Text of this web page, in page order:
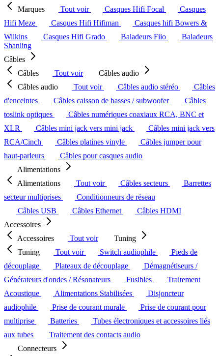
Marques
Tout voir Casques Hifi Focal
Casques
Hifi Meze
Casques Hifi Hifiman
Casques hifi Bowers &
Wilkins
Casques Hifi Grado Baladeurs Fiio
Baladeurs
Shanling
Câbles
Câbles
Tout voir
Câbles audio
Câbles audio
Tout voir Câbles audio stéréo
Câbles
d'enceintes
Câbles caisson de basses / subwoofer
Câbles
toslink optiques
Câbles numériques coaxiaux RCA, BNC et
XLR
Câbles mini jack vers mini jack
Câbles mini jack vers
RCA/Cinch
Câbles platines vinyle
Câbles jumper pour
haut-parleurs
Câbles pour casques audio
Alimentations
Alimentations
Tout voir Câbles secteurs
Barrettes
secteur multiprises
Conditionneurs de réseau
Câbles USB
Câbles Ethernet
Câbles HDMI
Accessoires
Accessoires
Tout voir
Tuning
Tuning
Tout voir Switch audiophile
Pieds de
découplage
Plateaux de découplage
Démagnétiseurs /
Générateurs d'ondes / Résonateurs
Fusibles
Traitement
Acoustique
Alimentations Stabilisées
Disjoncteur
audiophile
Prise de courant murale
Prise de courant pour
multiprise
Batteries
Tubes électroniques et accessoires liés
aux tubes
Traitement des contacts audio
Connecteurs